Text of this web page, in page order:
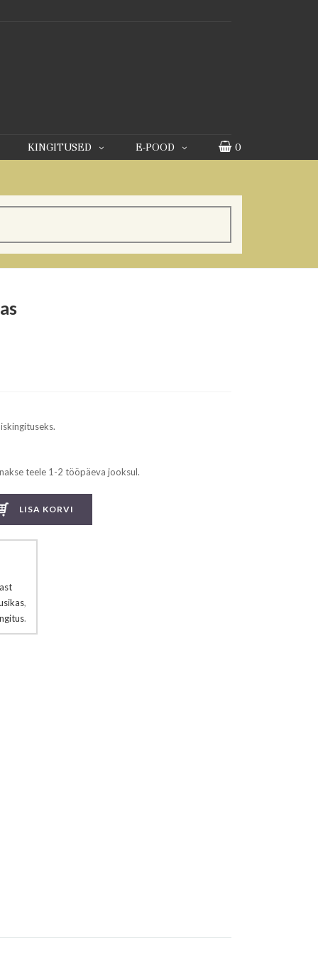
KINGITUSED E-POOD 0
teele 1-2 tööpäeva jooksul.
LISA KORVI
,
.